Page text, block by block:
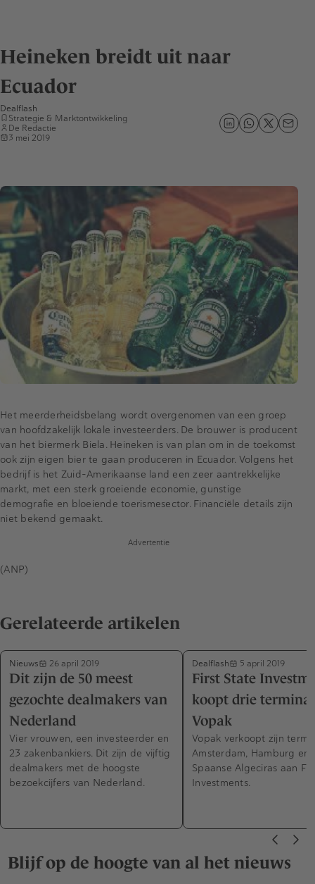
Heineken breidt uit naar
Ecuador
Dealflash
Strategie & Marktontwikkeling
De Redactie
3 mei 2019
Het meerderheidsbelang wordt overgenomen van een groep
van hoofdzakelijk lokale investeerders. De brouwer is producent
van het biermerk Biela. Heineken is van plan om in de toekomst
ook zijn eigen bier te gaan produceren in Ecuador. Volgens het
bedrijf is het Zuid-Amerikaanse land een zeer aantrekkelijke
markt, met een sterk groeiende economie, gunstige
demografie en bloeiende toerismesector. Financiële details zijn
niet bekend gemaakt.
Advertentie
(ANP)
Gerelateerde artikelen
Nieuws 26 april 2019
Dit zijn de 50 meest
gezochte dealmakers van
Nederland
Vier vrouwen, een investeerder en
23 zakenbankiers. Dit zijn de vijftig
dealmakers met de hoogste
bezoekcijfers van Nederland.
Dealflash 5 april 2019
First State
koopt drie
Vopak
Vopak verkoopt zijn
Amsterdam, Hamburg en
Spaanse Algeciras aan
Investments.
Blijf op de hoogte van al het nieuws